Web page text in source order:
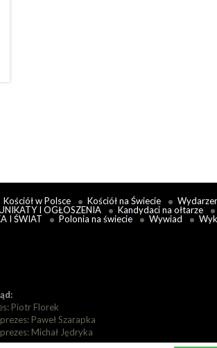
Kościół w Polsce Kościół na Świecie
I OGŁOSZENIA Kandydaci na ołtarze
I ŚWIAT Polonia na świecie Wywiad
Piotr Florek
Paweł Szarapka
Michał Jędryka